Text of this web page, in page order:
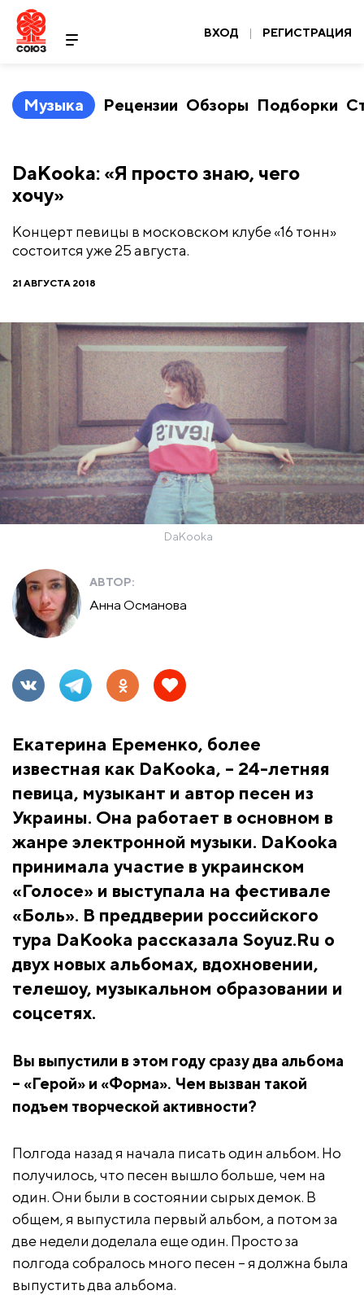
ВХОД | РЕГИСТРАЦИЯ
Музыка Рецензии Обзоры Подборки
DaKooka: «Я просто знаю, чего
хочу»
Концерт певицы в московском клубе «16 тонн»
состоится уже 25 августа.
21 АВГУСТА 2018
DaKooka
АВТОР:
Анна Османова
Екатерина Еременко, более
известная как DaKooka, – 24-летняя
певица, музыкант и автор песен из
Украины. Она работает в основном в
жанре электронной музыки. DaKooka
принимала участие в украинском
«Голосе» и выступала на фестивале
«Боль». В преддверии российского
тура DaKooka рассказала Soyuz.Ru о
двух новых альбомах, вдохновении,
телешоу, музыкальном образовании и
соцсетях.
Вы выпустили в этом году сразу два альбома
– «Герой» и «Форма». Чем вызван такой
подъем творческой активности?
Полгода назад я начала писать один альбом. Но
получилось, что песен вышло больше, чем на
один. Они были в состоянии сырых демок. В
общем, я выпустила первый альбом, а потом за
две недели доделала еще один. Просто за
полгода собралось много песен – я должна была
выпустить два альбома.